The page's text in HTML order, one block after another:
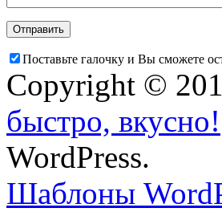
Поставьте галочку и Вы сможете
Copyright ©
быстро, вкусно!
WordPress.
Шаблоны